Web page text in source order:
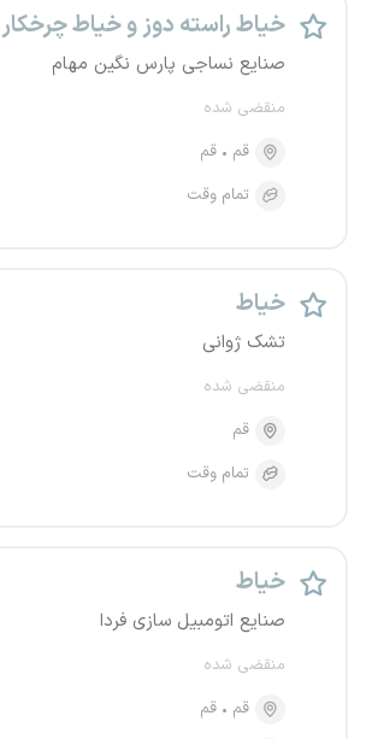
خیاط راسته دوز و خیاط چرخکار
صنایع نساجی پارس نگین مهام
منقضی شده
قم
قم
تمام وقت
خیاط
تشک ژوانی
منقضی شده
قم
تمام وقت
خیاط
صنایع اتومبیل سازی فردا
منقضی شده
قم
قم